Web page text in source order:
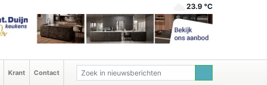
23.9 ℃
Krant Contact